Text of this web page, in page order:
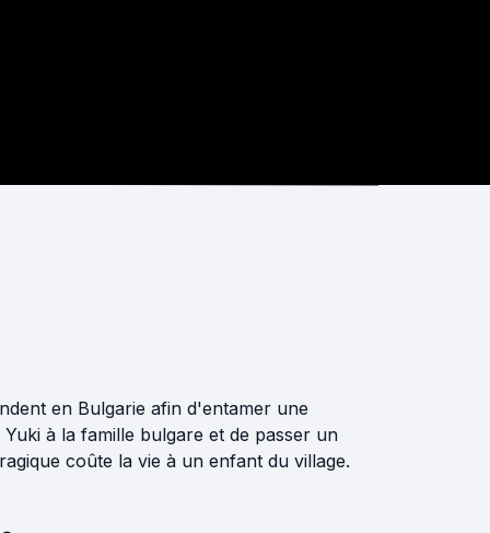
en Bulgarie afin d'entamer une
à la famille bulgare et de passer un
coûte la vie à un enfant du village.